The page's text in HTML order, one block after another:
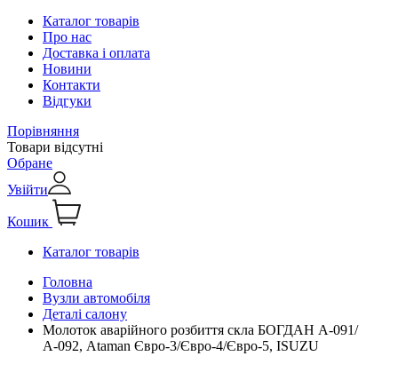
Каталог товарів
Про нас
Доставка і оплата
Новини
Контакти
Відгуки
Порівняння
Товари відсутні
Обране
Увійти
Кошик
Каталог товарів
Головна
Вузли автомобіля
Деталі салону
Молоток аварійного розбиття скла БОГДАН А-091/
А-092, Ataman Євро-3/Євро-4/Євро-5, ISUZU